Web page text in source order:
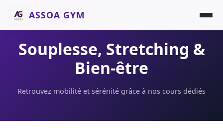
ASSOA GYM
Souplesse, Stretching &
Bien-être
Retrouvez mobilité et sérénité grâce à nos cours dédiés